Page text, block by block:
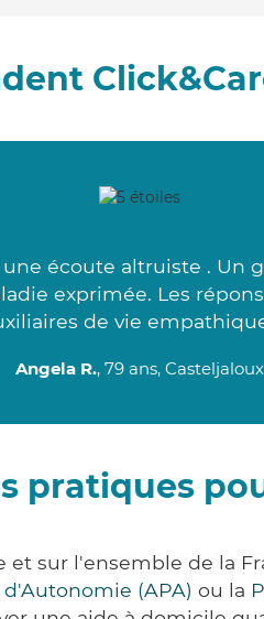
écoute altruiste . Un
exprimée. Les
de vie
Angela R., 79 ans, Casteljaloux
pratiques
sur l'ensemble de la
(APA) ou la